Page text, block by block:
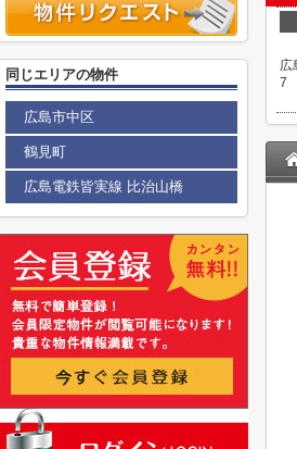
広
7
同じエリアの物件
広島市中区
鶴見町
広島電鉄皆実線 比治山橋